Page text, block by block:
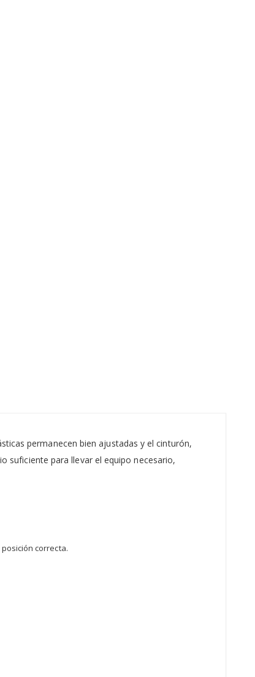
permanecen bien ajustadas y el cinturón,
suficiente para llevar el equipo necesario,
correcta.